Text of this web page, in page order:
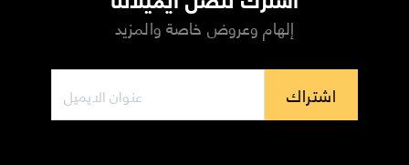
إلهام وعروض خاصة والمزيد
اشتراك